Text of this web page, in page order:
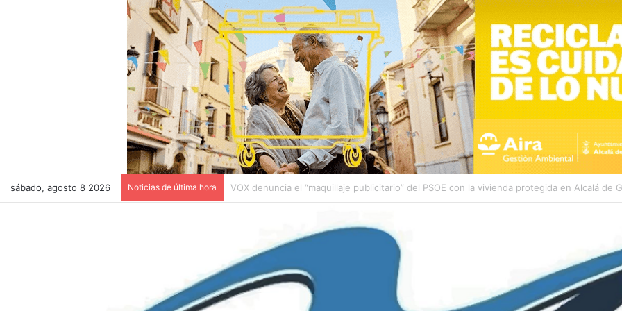
sábado, agosto 8 2026 Noticias de última hora Última hora! Desprendimiento en la calle Juan Abad